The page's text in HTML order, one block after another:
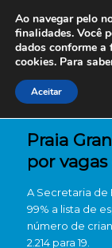
Praia
por
A Secretaria de
99% a lista de
número de
2.214 para 19.
Ao navegar pelo
finalidades. Você
dados conforme a
cookies. Para
Aceitar